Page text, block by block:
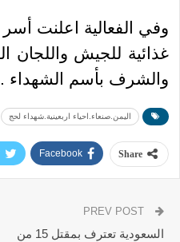
وفي الفعالية اعلنت
غذائية للجيش واللجان
والشرف بأسم الشهداء .
اليمن.صنعاء.احياء اربعينية.شهداء لحج
Share
Facebook
السعودية تعترف بمقتل 15 من